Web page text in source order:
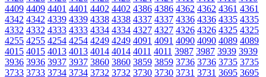
4409 4409 4401 4401 4402 4402 4386 4386 4362 4362 4361 4361
4342 4342 4339 4339 4338 4338 4337 4337 4336 4336 4335 4335
4332 4332 4333 4333 4334 4334 4327 4327 4326 4326 4325 4325
4255 4255 4254 4254 4249 4249 4091 4091 4090 4090 4089 4089
4015 4015 4013 4013 4014 4014 4011 4011 3987 3987 3939 3939
3936 3936 3937 3937 3860 3860 3859 3859 3736 3736 3735 3735
3733 3733 3734 3734 3732 3732 3730 3730 3731 3731 3695 3695